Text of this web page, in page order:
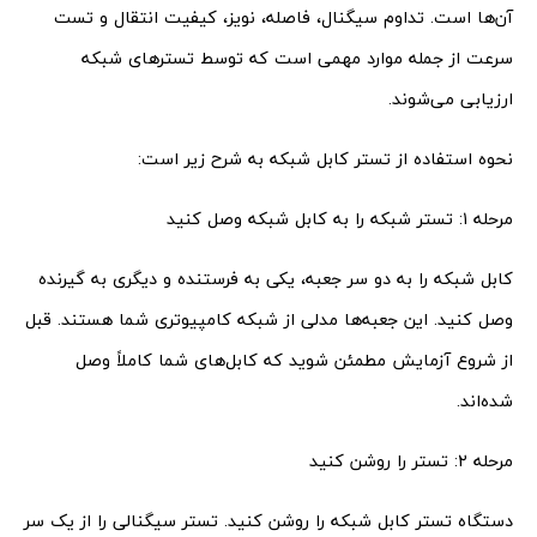
آن‌ها است. تداوم سیگنال، فاصله، نویز، کیفیت انتقال و تست
سرعت از جمله موارد مهمی است که توسط تسترهای شبکه
ارزیابی می‌شوند.
نحوه استفاده از تستر کابل شبکه به شرح زیر است:
مرحله ۱: تستر شبکه را به کابل شبکه وصل کنید
کابل شبکه را به دو سر جعبه، یکی به فرستنده و دیگری به گیرنده
وصل کنید. این جعبه‌ها مدلی از شبکه کامپیوتری شما هستند. قبل
از شروع آزمایش مطمئن شوید که کابل‌های شما کاملاً وصل
شده‌اند.
مرحله ۲: تستر را روشن کنید
دستگاه تستر کابل شبکه را روشن کنید. تستر سیگنالی را از یک سر